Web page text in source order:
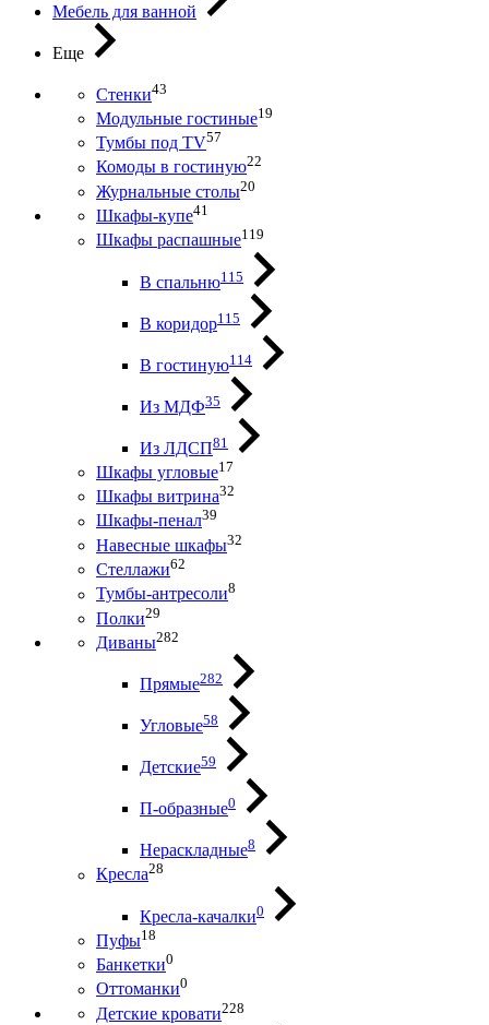
Мебель для ванной
Еще
Стенки43
Модульные гостиные19
Тумбы под ТV57
Комоды в гостиную22
Журнальные столы20
Шкафы-купе41
Шкафы распашные119
В спальню115
В коридор115
В гостиную114
Из МДФ35
Из ЛДСП81
Шкафы угловые17
Шкафы витрина32
Шкафы-пенал39
Навесные шкафы32
Стеллажи62
Тумбы-антресоли8
Полки29
Диваны282
Прямые282
Угловые58
Детские59
П-образные0
Нераскладные8
Кресла28
Кресла-качалки0
Пуфы18
Банкетки0
Оттоманки0
Детские кровати228